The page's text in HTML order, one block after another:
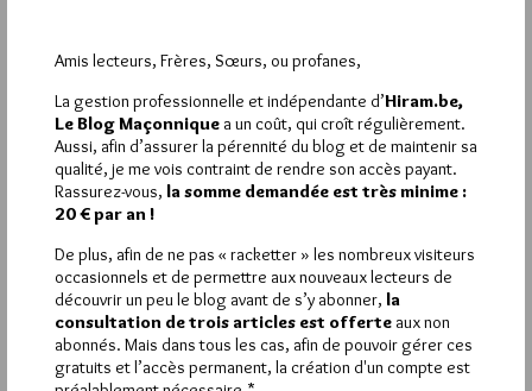
La rédaction de commentaires est
réservée aux abonnés.
Si vous souhaitez rédiger des
commentaires, vous devez :
VOUS INSCRIRE
Déjà inscrit(e) ?Connectez-vous
Amis lecteurs, Frères, Sœurs, ou profanes,
La gestion professionnelle et indépendante d’Hiram.be,
Le Blog Maçonnique a un coût, qui croît régulièrement.
Aussi, afin d’assurer la pérennité du blog et de maintenir sa
qualité, je me vois contraint de rendre son accès payant.
Rassurez-vous, la somme demandée est très minime :
20 € par an !
De plus, afin de ne pas « racketter » les nombreux visiteurs
occasionnels et de permettre aux nouveaux lecteurs de
découvrir un peu le blog avant de s’y abonner, la
consultation de trois articles est offerte aux non
abonnés. Mais dans tous les cas, afin de pouvoir gérer ces
gratuits et l’accès permanent, la création d'un compte est